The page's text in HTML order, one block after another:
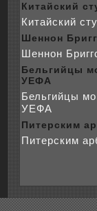
Китайский
Китайский
Шеннон
Шеннон
Бельгийцы
УЕФА
Бельгийцы
УЕФА
Питерским
Питерским